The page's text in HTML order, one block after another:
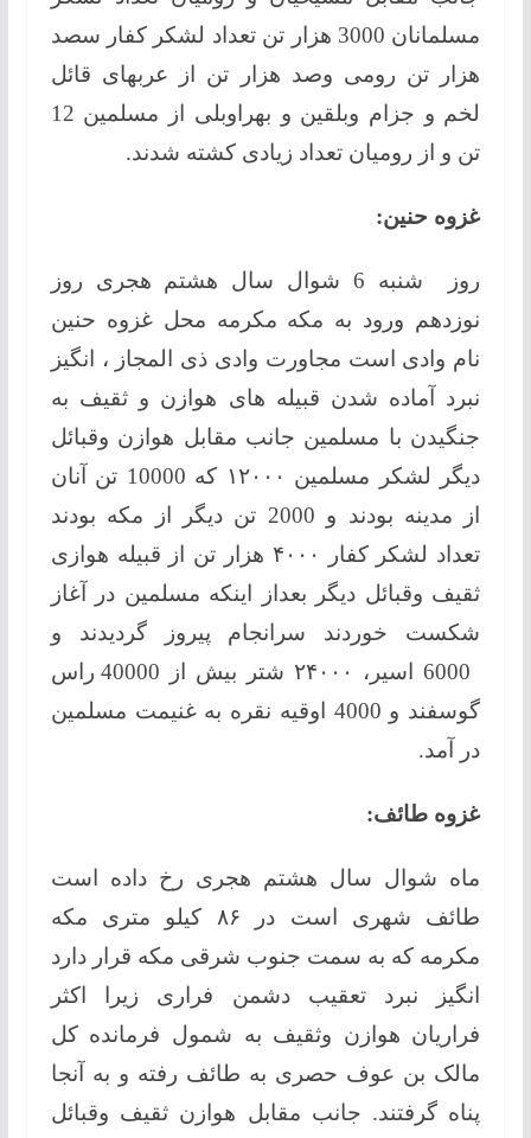
مسلمانان 3000 هزار تن تعداد لشکر کفار سصد
هزار تن رومی وصد هزار تن از عربهای قائل
لخم و جزام وبلقين و بهراوبلی از مسلمین 12
تن و از رومیان تعداد زیادی کشته شدند.
غزوه حنین:
روز شنبه 6 شوال سال هشتم هجری روز
نوزدهم ورود به مکه مکرمه محل غزوه حنین
نام وادی است مجاورت وادی ذی المجاز ، انگیز
نبرد آماده شدن قبیله های هوازن و ثقیف به
جنگیدن با مسلمین جانب مقابل هوازن وقبائل
دیگر لشکر مسلمین ۱۲۰۰۰ که 10000 تن آنان
از مدینه بودند و 2000 تن دیگر از مکه بودند
تعداد لشکر کفار ۴۰۰۰ هزار تن از قبیله هوازی
ثقیف وقبائل دیگر بعداز اینکه مسلمین در آغاز
شکست خوردند سرانجام پیروز گردیدند و
6000 اسیر، ۲۴۰۰۰ شتر بیش از 40000 راس
گوسفند و 4000 اوقیه نقره به غنیمت مسلمین
در آمد.
غزوه طائف:
ماه شوال سال هشتم هجری رخ داده است
طائف شهری است در ۸۶ کیلو متری مکه
مکرمه که به سمت جنوب شرقی مکه قرار دارد
انگیز نبرد تعقیب دشمن فراری زیرا اکثر
فراریان هوازن وثقيف به شمول فرمانده کل
مالک بن عوف حصری به طائف رفته و به آنجا
پناه گرفتند. جانب مقابل هوازن ثقيف وقبائل